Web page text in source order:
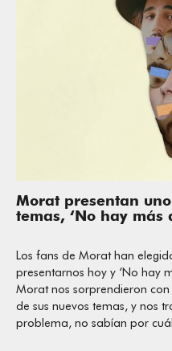
Morat presentan
temas, ‘No hay más
Los fans de Morat han
presentarnos hoy y ‘No hay
Morat nos sorprendieron
de sus nuevos temas, y nos
problema, no sabían por